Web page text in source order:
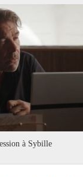
à Sybille